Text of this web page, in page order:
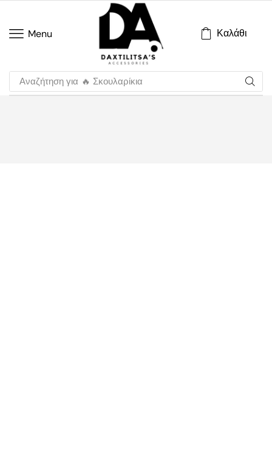
Menu Καλάθι
Αναζήτηση για 🔥 Σκουλαρίκια